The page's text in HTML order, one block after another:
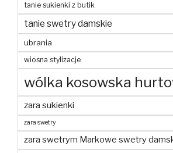
tanie sukienki z butik
tanie swetry damskie
ubrania
wiosna stylizacje
wólka kosowska
zara sukienki
zara swetry
zara swetrym Markowe swetry